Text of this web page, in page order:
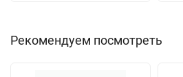
Рекомендуем посмотреть